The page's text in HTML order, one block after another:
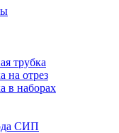
трубка
на отрез
в наборах
СИП